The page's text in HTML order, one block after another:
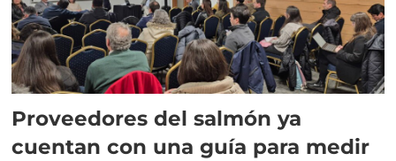
Proveedores del salmón ya
cuentan con una guía para medir